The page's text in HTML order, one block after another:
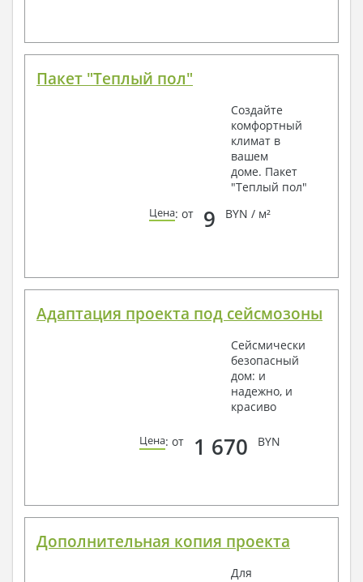
Пакет "Теплый пол"
Создайте
комфортный
климат в
вашем
доме. Пакет
"Теплый пол"
Цена: от 9 BYN / м²
Адаптация проекта под сейсмозоны
Сейсмически
безопасный
дом: и
надежно, и
красиво
Цена: от 1 670 BYN
Дополнительная копия проекта
Для